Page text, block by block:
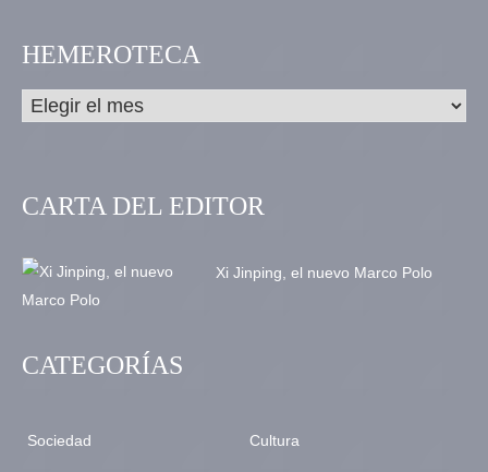
HEMEROTECA
CARTA DEL EDITOR
Xi Jinping, el nuevo Marco Polo
CATEGORÍAS
Sociedad Cultura